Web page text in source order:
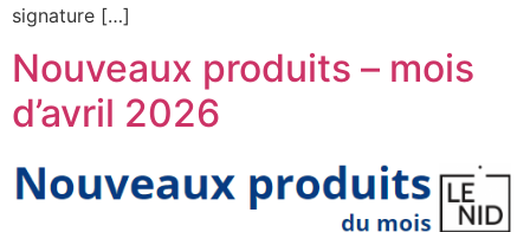
signature […]
Nouveaux produits – mois
d’avril 2026